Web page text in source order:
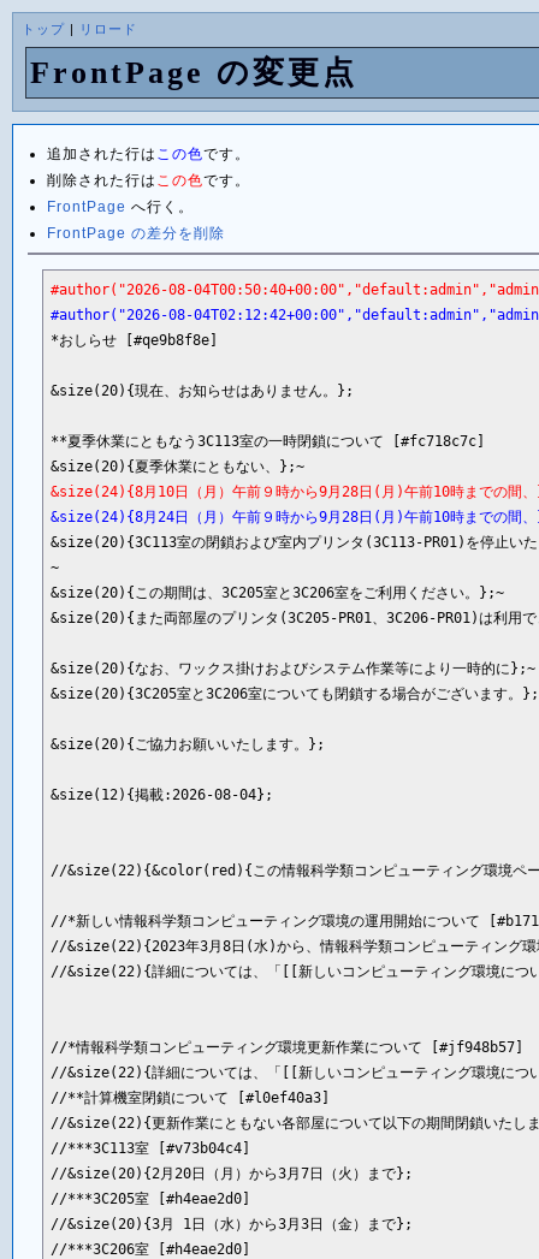
トップ| リロード
FrontPage の変更点
追加された行は この色です。
削除された行は この色です。
FrontPage へ行く。
FrontPage の差分を削除
#author("2026-08-
#author("2026-08-
*おしらせ [#qe9b8f8e]
&size(20){現在、お知らせはありません。};
**夏季休業にともなう3C113室の一時閉鎖について [#fc718c7c]
&size(20){夏季休業にともない、};~
&size(24){8月10日（月）午前９時から9月28日(月)午前10時までの間
&size(24){8月24日（月）午前９時から9月28日(月)午前10時までの間
&size(20){3C113室の閉鎖および室内プリンタ(3C113-PR01)を停止い
~
&size(20){この期間は、3C205室と3C206室をご利用ください。};~
&size(20){また両部屋のプリンタ(3C205-PR01、3C206-PR01)は利用
&size(20){なお、ワックス掛けおよびシステム作業等により一時的に};~
&size(20){3C205室と3C206室についても閉鎖する場合がございます。
&size(20){ご協力お願いいたします。};
&size(12){掲載:2026-08-04};
//&size(22){&color(red){この情報科学類コンピューティング環境ペー
//*新しい情報科学類コンピューティング環境の運用開始について
//&size(22){2023年3月8日(水)から、情報科学類コンピューティング
//&size(22){詳細については、「[[新しいコンピューティング環境につ
//*情報科学類コンピューティング環境更新作業について [#jf948b57]
//&size(22){詳細については、「[[新しいコンピューティング環境につ
//**計算機室閉鎖について [#l0ef40a3]
//&size(22){更新作業にともない各部屋について以下の期間閉鎖いたし
//***3C113室 [#v73b04c4]
//&size(20){2月20日（月）から3月7日（火）まで};
//***3C205室 [#h4eae2d0]
//&size(20){3月 1日（水）から3月3日（金）まで};
//***3C206室 [#h4eae2d0]